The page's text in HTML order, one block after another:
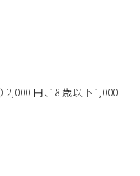
2,000 円、18 歳以下1,000